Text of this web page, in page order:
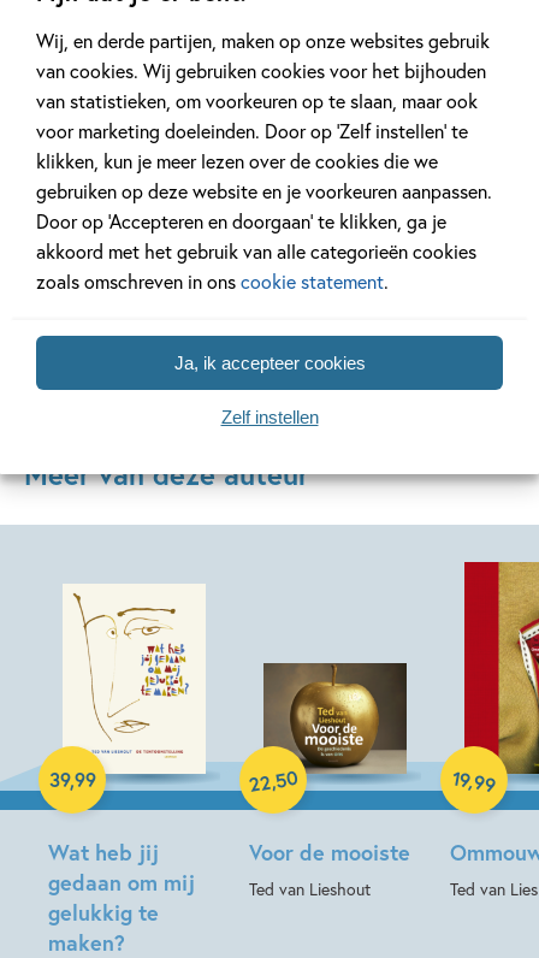
Wij, en derde partijen, maken op onze websites gebruik
van cookies. Wij gebruiken cookies voor het bijhouden
van statistieken, om voorkeuren op te slaan, maar ook
voor marketing doeleinden. Door op ‘Zelf instellen’ te
klikken, kun je meer lezen over de cookies die we
gebruiken op deze website en je voorkeuren aanpassen.
Door op ‘Accepteren en doorgaan’ te klikken, ga je
akkoord met het gebruik van alle categorieën cookies
zoals omschreven in onscookie statement.
Ja, ik accepteer cookies
Zelf instellen
14 MAART 2025
Kinderboeken over de
seizoenen
Lees meer
3 JANUARI 2025
De Nationale
Lees meer
Meer van deze auteur
Wat heb jij
gedaan om mij
gelukkig te
maken?
39,99
Hardcover
Voor de mooiste
Ted van Lieshout
22,50
Hardcover
Ted van
19,99
Hardcover